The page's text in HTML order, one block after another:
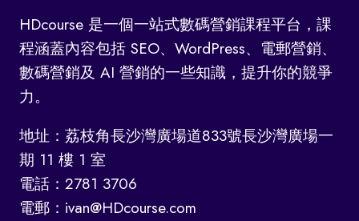
HDcourse 是一個一站式數碼營銷課程平台，課
程涵蓋內容包括 SEO、WordPress、電郵營銷、
數碼營銷及 AI 營銷的一些知識，提升你的競爭
力。
地址：荔枝角長沙灣廣場道833號長沙灣廣場一
期 11 樓 1 室
電話：2781 3706
電郵：ivan@HDcourse.com